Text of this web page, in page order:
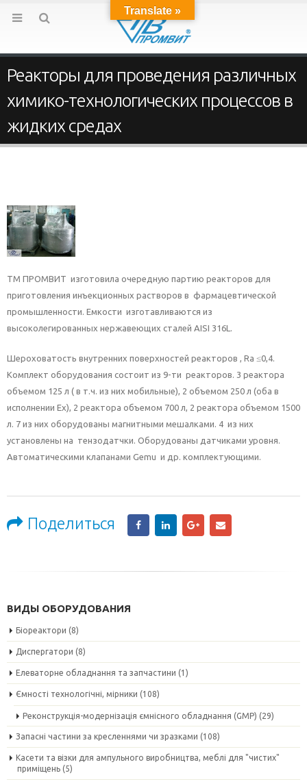
Реакторы для проведения различных
химико-технологических процессов в
жидких средах
ТМ ПРОМВИТ изготовила очередную партию реакторов для
приготовления инъекционных растворов в фармацевтической
промышленности. Емкости изготавливаются из
высоколегированных нержавеющих сталей AISI 316L.
Шероховатость внутренних поверхностей реакторов , Ra ≤0,4.
Комплект оборудования состоит из 9-ти реакторов. 3 реактора
объемом 125 л ( в т.ч. из них мобильные), 2 объемом 250 л (оба в
исполнении Ех), 2 реактора объемом 700 л, 2 реактора объемом 1500
л. 7 из них оборудованы магнитными мешалками. 4 из них
установлены на тензодатчки. Оборудованы датчиками уровня.
Автоматическими клапанами Gemu и др. комплектующими.
Поделиться
ВИДЫ ОБОРУДОВАНИЯ
Біореактори (8)
Диспергатори (8)
Елеваторне обладнання та запчастини (1)
Ємності технологічні, мірники (108)
Реконструкція-модернізація ємнісного обладнання (GMP) (29)
Запасні частини за кресленнями чи зразками (108)
Касети та візки для ампульного виробництва, меблі для "чистих"
приміщень (5)
Translate »